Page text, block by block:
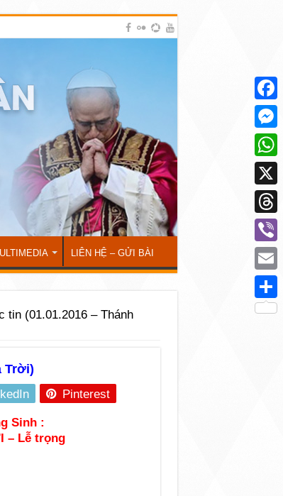
LIÊN HỆ – GỬI BÀI
tin (01.01.2016 – Thánh
Trời)
Pinterest
Sinh :
– Lễ trọng
X
Viber